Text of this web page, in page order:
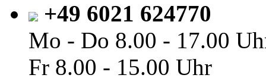
+49 6021 624770
Mo - Do 8.00 - 17.00
Fr 8.00 - 15.00 Uhr